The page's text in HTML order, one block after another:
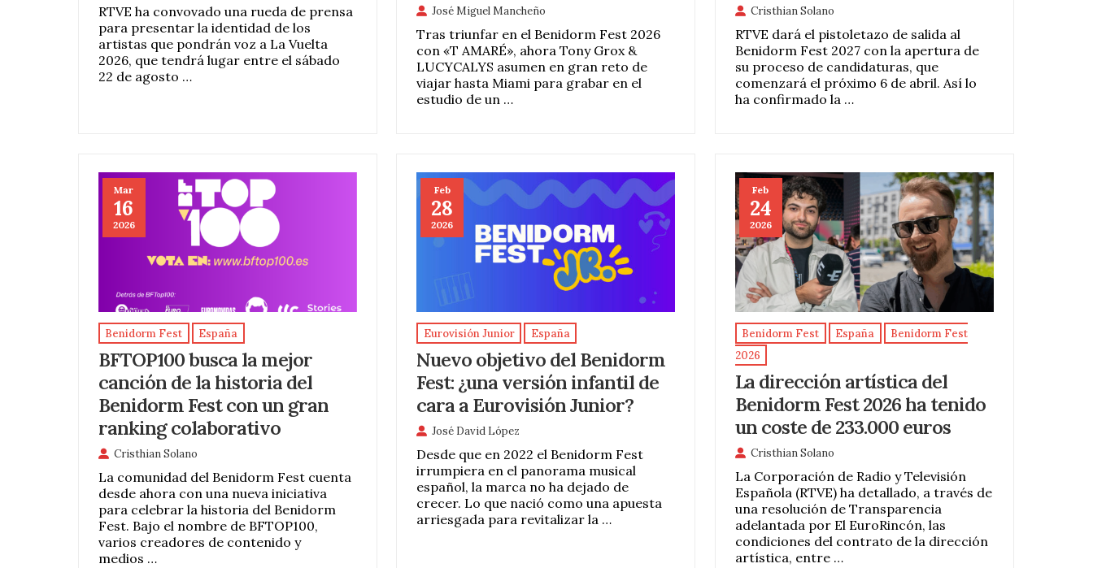
RTVE ha convovado una rueda de prensa
para presentar la identidad de los
artistas que pondrán voz a La Vuelta
2026, que tendrá lugar entre el sábado
22 de agosto …
José Miguel Mancheño
Tras triunfar en el Benidorm Fest 2026
con «T AMARÉ», ahora Tony Grox &
LUCYCALYS asumen en gran reto de
viajar hasta Miami para grabar en el
estudio de un …
Cristhian Solano
RTVE dará el pistoletazo de salida al
Benidorm Fest 2027 con la apertura de
su proceso de candidaturas, que
comenzará el próximo 6 de abril. Así lo
ha confirmado la …
Mar
16
2026
Benidorm Fest España
BFTOP100 busca la mejor
canción de la historia del
Benidorm Fest con un gran
ranking colaborativo
Cristhian Solano
La comunidad del Benidorm Fest cuenta
desde ahora con una nueva iniciativa
para celebrar la historia del Benidorm
Fest. Bajo el nombre de BFTOP100,
varios creadores de contenido y
medios …
Feb
28
2026
Eurovisión Junior España
Nuevo objetivo del Benidorm
Fest: ¿una versión infantil de
cara a Eurovisión Junior?
José David López
Desde que en 2022 el Benidorm Fest
irrumpiera en el panorama musical
español, la marca no ha dejado de
crecer. Lo que nació como una apuesta
arriesgada para revitalizar la …
Feb
24
2026
Benidorm Fest España
Benidorm Fest
2026
La dirección artística del
Benidorm Fest 2026 ha tenido
un coste de 233.000 euros
Cristhian Solano
La Corporación de Radio y Televisión
Española (RTVE) ha detallado, a través de
una resolución de Transparencia
adelantada por El EuroRincón, las
condiciones del contrato de la dirección
artística, entre …